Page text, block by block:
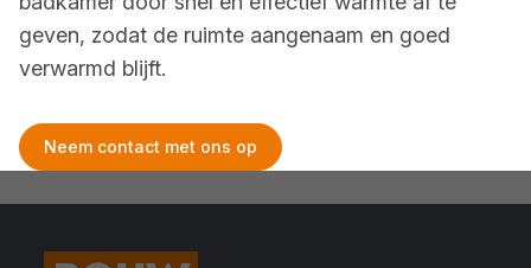
geven, zodat de ruimte aangenaam en goed
verwarmd blijft.
Neem contact met ons op